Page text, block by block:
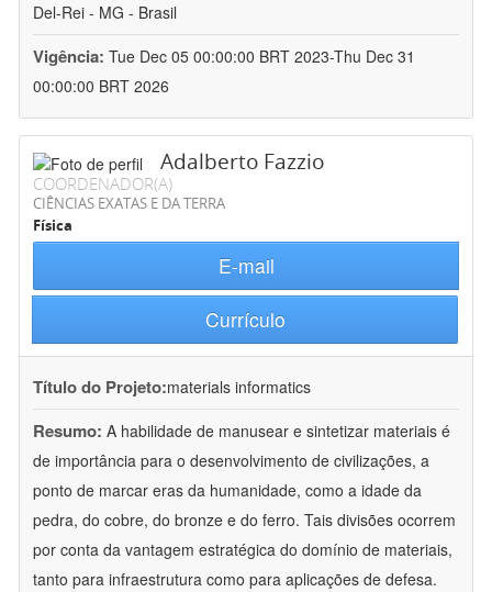
Del-Rei - MG - Brasil
Vigência: Tue Dec 05 00:00:00 BRT 2023-Thu Dec 31
00:00:00 BRT 2026
Adalberto Fazzio
COORDENADOR(A)
CIÊNCIAS EXATAS E DA TERRA
Física
E-mail
Currículo
Título do Projeto:materials informatics
Resumo: A habilidade de manusear e sintetizar materiais é
de importância para o desenvolvimento de civilizações, a
ponto de marcar eras da humanidade, como a idade da
pedra, do cobre, do bronze e do ferro. Tais divisões ocorrem
por conta da vantagem estratégica do domínio de materiais,
tanto para infraestrutura como para aplicações de defesa.